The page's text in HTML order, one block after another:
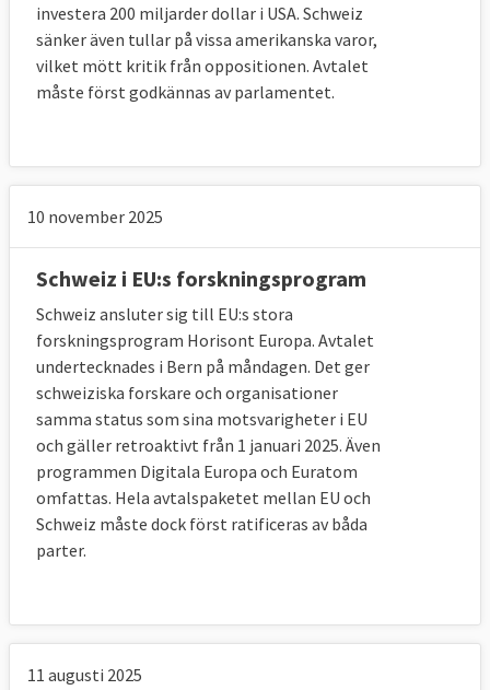
investera 200 miljarder dollar i USA. Schweiz
sänker även tullar på vissa amerikanska varor,
vilket mött kritik från oppositionen. Avtalet
måste först godkännas av parlamentet.
10 november 2025
Schweiz i EU:s forskningsprogram
Schweiz ansluter sig till EU:s stora
forskningsprogram Horisont Europa. Avtalet
undertecknades i Bern på måndagen. Det ger
schweiziska forskare och organisationer
samma status som sina motsvarigheter i EU
och gäller retroaktivt från 1 januari 2025. Även
programmen Digitala Europa och Euratom
omfattas. Hela avtalspaketet mellan EU och
Schweiz måste dock först ratificeras av båda
parter.
11 augusti 2025